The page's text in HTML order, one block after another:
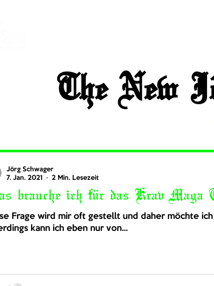
The New
brauche ich für das Krav Maga
Frage wird mir oft gestellt und daher möchte
kann ich eben nur von...
Jörg Schwager
7. Jan. 2021
2 Min. Lesezeit